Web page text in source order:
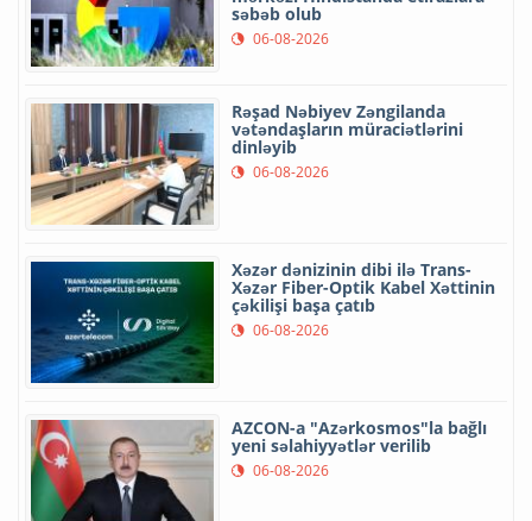
səbəb olub
06-08-2026
Rəşad Nəbiyev Zəngilanda
vətəndaşların müraciətlərini
dinləyib
06-08-2026
Xəzər dənizinin dibi ilə Trans-
Xəzər Fiber-Optik Kabel Xəttinin
çəkilişi başa çatıb
06-08-2026
AZCON-a "Azərkosmos"la bağlı
yeni səlahiyyətlər verilib
06-08-2026